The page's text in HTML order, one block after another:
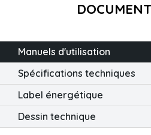
Manuels d'utilisation
Spécifications techniques
Label énergétique
Dessin technique